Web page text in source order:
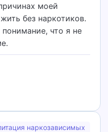
моей
без наркотиков.
что я не
наркозависимых